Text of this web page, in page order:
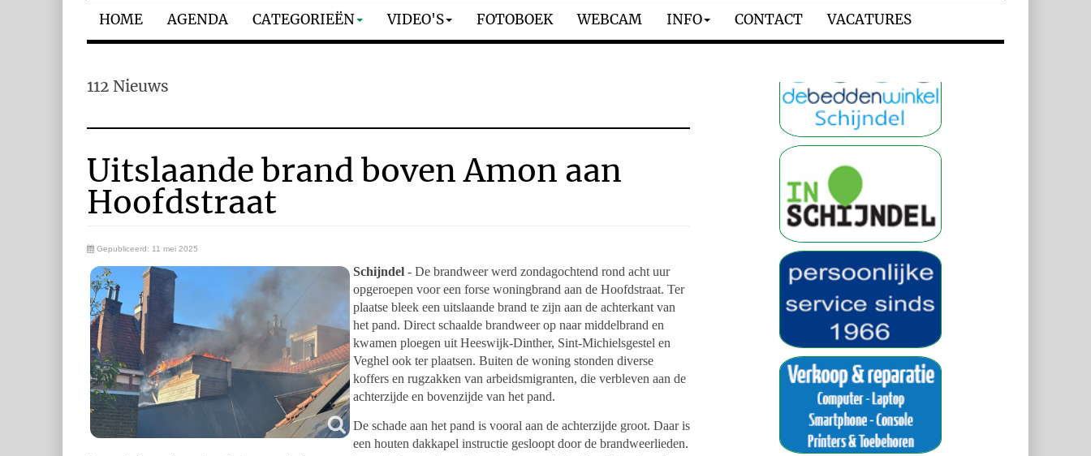
HOME AGENDA CATEGORIEËN VIDEO'S FOTOBOEK WEBCAM INFO CONTACT VACATURES
112 Nieuws
Uitslaande brand boven Amon aan
Hoofdstraat
Gepubliceerd: 11 mei 2025
Schijndel - De brandweer werd zondagochtend rond acht uur
opgeroepen voor een forse woningbrand aan de Hoofdstraat. Ter
plaatse bleek een uitslaande brand te zijn aan de achterkant van
het pand. Direct schaalde brandweer op naar middelbrand en
kwamen ploegen uit Heeswijk-Dinther, Sint-Michielsgestel en
Veghel ook ter plaatsen. Buiten de woning stonden diverse
koffers en rugzakken van arbeidsmigranten, die verbleven aan de
achterzijde en bovenzijde van het pand.
De schade aan het pand is vooral aan de achterzijde groot. Daar is
een houten dakkapel instructie gesloopt door de brandweerlieden.